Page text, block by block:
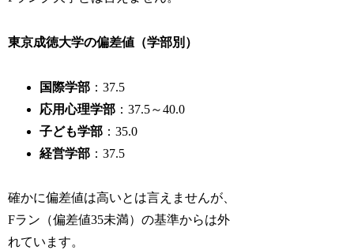
東京成徳大学の偏差値（学部別）
国際学部 ：37.5
応用心理学部 ：37.5～40.0
子ども学部 ：35.0
経営学部 ：37.5
確かに偏差値は高いとは言えませんが、
Fラン（偏差値35未満）の基準からは外
れています。